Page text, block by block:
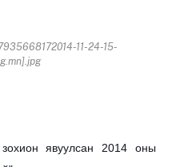
11-24-15-
зохион явуулсан 2014 оны